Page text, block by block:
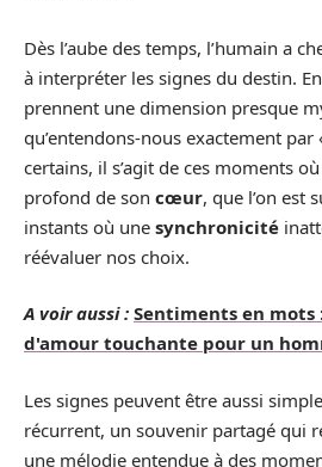
Dès l’aube des temps, l’humain a
à interpréter les signes du destin.
prennent une dimension presque
qu’entendons-nous exactement par
certains, il s’agit de ces moments
profond de son cœur, que l’on est
instants où une synchronicité
réévaluer nos choix.
A voir aussi : Sentiments en
d'amour touchante pour un
Les signes peuvent être aussi
récurrent, un souvenir partagé qui
une mélodie entendue à des